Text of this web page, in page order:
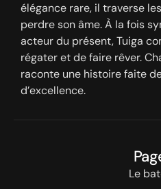
élégance rare, il traverse
perdre son âme. À la fois
acteur du présent, Tuiga
régater et de faire rêver.
raconte une histoire faite
d’excellence.
Le